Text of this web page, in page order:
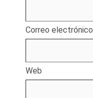
Correo electrónico
Web